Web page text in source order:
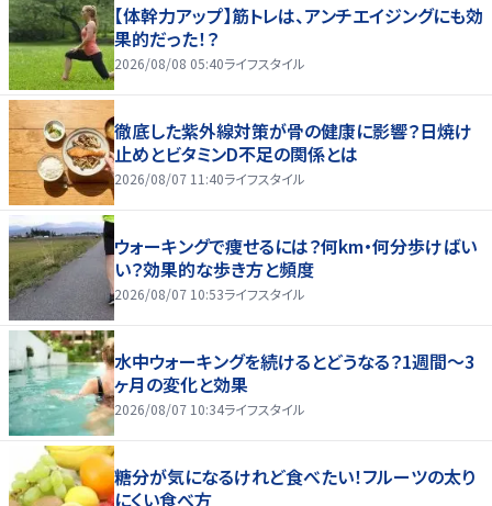
【体幹力アップ】筋トレは、アンチエイジングにも効
果的だった！？
2026/08/08 05:40ライフスタイル
徹底した紫外線対策が骨の健康に影響？日焼け
止めとビタミンD不足の関係とは
2026/08/07 11:40ライフスタイル
ウォーキングで痩せるには？何km・何分歩けばい
い？効果的な歩き方と頻度
2026/08/07 10:53ライフスタイル
水中ウォーキングを続けるとどうなる？1週間～3
ヶ月の変化と効果
2026/08/07 10:34ライフスタイル
糖分が気になるけれど食べたい！フルーツの太り
にくい食べ方